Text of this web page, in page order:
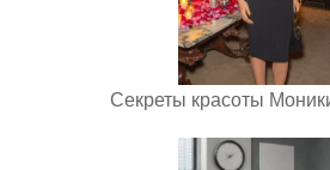
Секреты красоты